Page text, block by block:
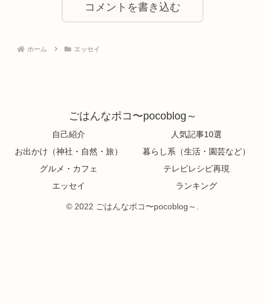
コメントを書き込む
ホーム エッセイ
ごはんなポコ〜pocoblog～
自己紹介
人気記事10選
お出かけ（神社・自然・旅）
暮らし系（生活・園芸など）
グルメ・カフェ
テレビレシピ再現
エッセイ
ランキング
© 2022 ごはんなポコ〜pocoblog～.